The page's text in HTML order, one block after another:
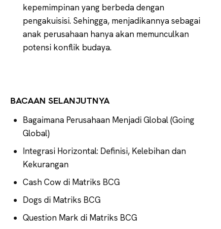
kepemimpinan yang berbeda dengan
pengakuisisi. Sehingga, menjadikannya sebagai
anak perusahaan hanya akan memunculkan
potensi konflik budaya.
BACAAN SELANJUTNYA
Bagaimana Perusahaan Menjadi Global (Going
Global)
Integrasi Horizontal: Definisi, Kelebihan dan
Kekurangan
Cash Cow di Matriks BCG
Dogs di Matriks BCG
Question Mark di Matriks BCG